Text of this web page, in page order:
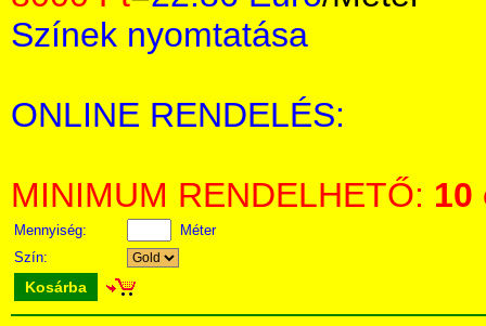
Színek nyomtatása
ONLINE RENDELÉS:
MINIMUM RENDELHETŐ: 10
Mennyiség:
Méter
Szín:
Kosárba